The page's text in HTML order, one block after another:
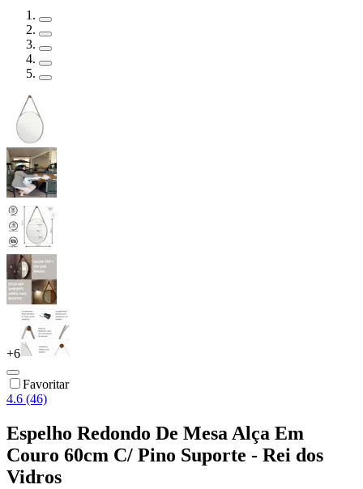
+6
Favoritar
4.6 (46)
Espelho Redondo De Mesa Alça Em
Couro 60cm C/ Pino Suporte - Rei dos
Vidros